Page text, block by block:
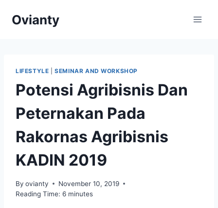
Ovianty
LIFESTYLE |SEMINAR AND WORKSHOP
Potensi Agribisnis Dan
Peternakan Pada
Rakornas Agribisnis
KADIN 2019
By ovianty
November 10, 2019
Reading Time: 6 minutes